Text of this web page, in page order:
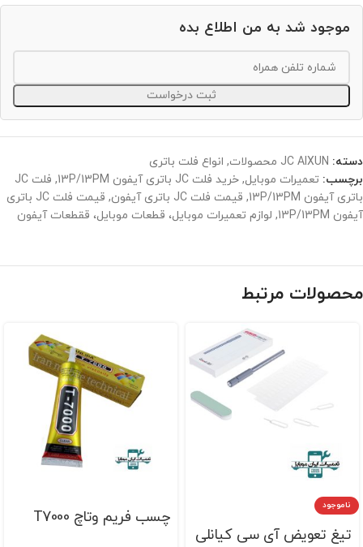
موجود شد به من اطلاع بده
ثبت درخواست
دسته: JC AIXUN محصولات , انواع فلت باتری
برچسب: تعمیرات موبایل, خرید فلت JC باتری آیفون 13P/13PM ,
فلت JC
باتری آیفون 13P/13PM
, قیمت فلت JC باتری آیفون ,
قیمت فلت JC باتری
آیفون 13P/13PM
, لوازم تعمیرات موبایل، قطعات موبایل، ققطعات آیفون
محصولات مرتبط
ناموجود
تیغ تعویض آی سی کیانلی
چسب فریم وتاچ T7000